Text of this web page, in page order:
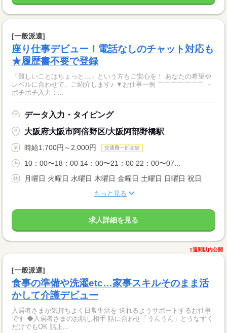
[一般派遣]
座り仕事デビュー！電話なしのチャット対応も
★履歴書不要で登録
「難しいことはちょっと…」という方もご安心を！ あなたの希望や
レベルに合わせて、ご紹介します♪ ▼お仕事一例 ￣￣￣￣￣￣￣ ・
ポチポチ入力：...
データ入力・タイピング
大阪府大阪市阿倍野区/大阪阿部野橋駅
時給1,700円～2,000円 交通費一部支給
10：00〜18：00 14：00〜21：00 22：00〜07...
月曜日 火曜日 水曜日 木曜日 金曜日 土曜日 日曜日 祝日
もっと見る
求人詳細を見る
1週間以内公開
[一般派遣]
食事の準備や洗濯etc…家事スキルそのまま活
かして介護デビュー
入居者さまが気持ちよく日常生活を 送れるようサポートするお仕事
です ◆入居者さまのお話し相手 話に合わせ「うんうん」とうなずく
だけでもOK 話上...